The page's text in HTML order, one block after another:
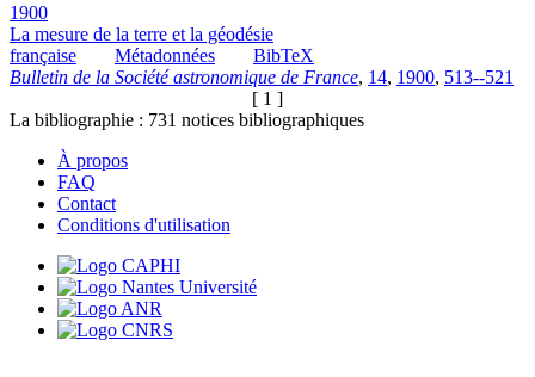
1900
La mesure de la terre et la géodésie
française
Métadonnées
BibTeX
Bulletin de la Société astronomique de France, 14, 1900, 513--521
[ 1 ]
La bibliographie : 731 notices bibliographiques
À propos
FAQ
Contact
Conditions d'utilisation